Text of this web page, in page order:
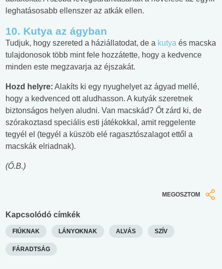
leghatásosabb ellenszer az atkák ellen.
10. Kutya az ágyban
Tudjuk, hogy szereted a háziállatodat, de a kutya és macska
tulajdonosok több mint fele hozzátette, hogy a kedvence
minden este megzavarja az éjszakát.
Hozd helyre: Alakíts ki egy nyughelyet az ágyad mellé,
hogy a kedvenced ott aludhasson. A kutyák szeretnek
biztonságos helyen aludni. Van macskád? Őt zárd ki, de
szórakoztasd speciális esti játékokkal, amit reggelente
tegyél el (tegyél a küszöb elé ragasztószalagot ettől a
macskák elriadnak).
(Ő.B.)
MEGOSZTOM
Kapcsolódó címkék
FIÚKNAK LÁNYOKNAK ALVÁS SZÍV
FÁRADTSÁG